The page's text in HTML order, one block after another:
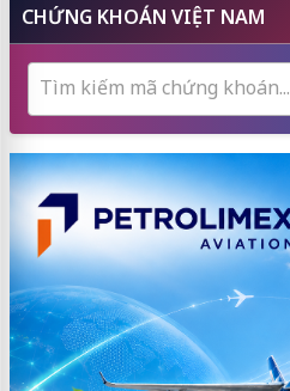
CHỨNG KHOÁN VIỆT NAM
Tìm kiếm mã chứng khoán...